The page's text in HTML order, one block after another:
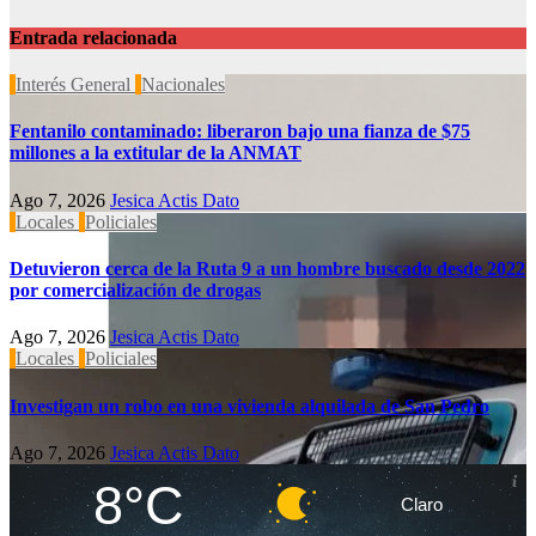
Entrada relacionada
Interés General Nacionales
Fentanilo contaminado: liberaron bajo una fianza de $75
millones a la extitular de la ANMAT
Ago 7, 2026 Jesica Actis Dato
Locales Policiales
Detuvieron cerca de la Ruta 9 a un hombre buscado desde 2022
por comercialización de drogas
Ago 7, 2026 Jesica Actis Dato
Locales Policiales
Investigan un robo en una vivienda alquilada de San Pedro
Ago 7, 2026 Jesica Actis Dato
8°C Claro